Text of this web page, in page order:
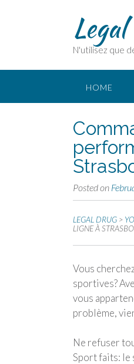
N'utilisez que
HOME
Posted on
LEGAL DRUG >
LIGNE À
Vous
sportives?
vous
problème,
Ne refuser
Sport faits: le